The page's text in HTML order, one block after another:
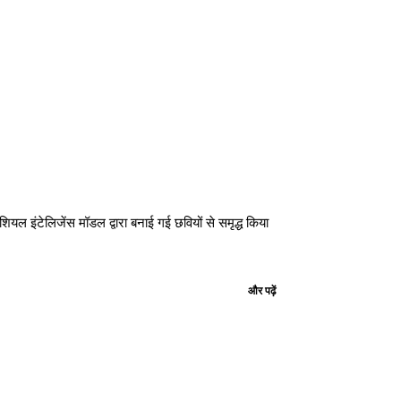
इंटेलिजेंस मॉडल द्वारा बनाई गई छवियों से समृद्ध किया
और पढ़ें